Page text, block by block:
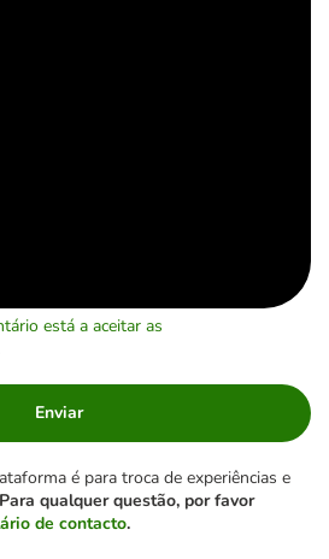
está a aceitar as
Enviar
é para troca de experiências e
Para qualquer questão, por favor
de contacto.